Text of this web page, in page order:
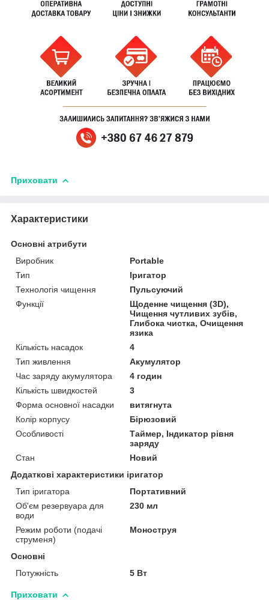
Приховати
Характеристики
Основні атрибути
Виробник
Portable
Тип
Іригатор
Технологія чищення
Пульсуючий
Функції
Щоденне чищення (3D),
Чищення чутливих зубів,
Глибока чистка, Очищення
язика
Кількість насадок
4
Тип живлення
Акумулятор
Час заряду акумулятора
4 годин
Кількість швидкостей
3
Форма основної насадки
витягнута
Колір корпусу
Бірюзовий
Особливості
Таймер, Індикатор рівня
заряду
Стан
Новий
Додаткові характеристики іригатор
Тип іригатора
Портативний
Об'єм резервуара для
води
230 мл
Режим роботи (подачі
струменя)
Моноструя
Основні
Потужність
5 Вт
Приховати